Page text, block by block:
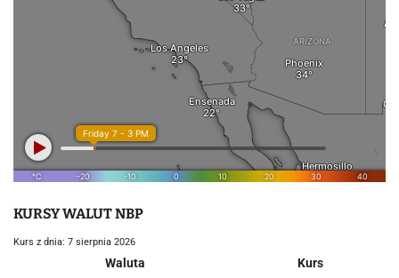
KURSY WALUT NBP
Kurs z dnia: 7 sierpnia 2026
Waluta
Kurs